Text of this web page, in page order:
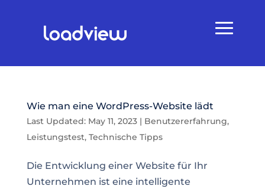
Wie man eine WordPress-Website lädt
Last Updated: May 11, 2023| Benutzererfahrung,
Leistungstest, Technische Tipps
Die Entwicklung einer Website für Ihr
Unternehmen ist eine intelligente